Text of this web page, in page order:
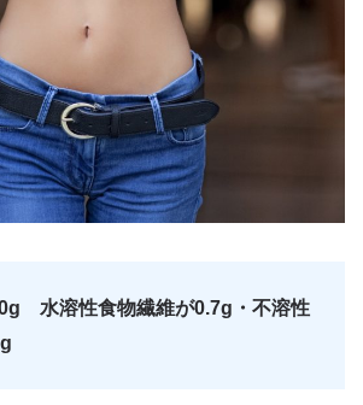
水溶性食物繊維が0.7g・不溶性